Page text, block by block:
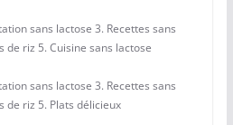
sans lactose 3. Recettes sans
de riz 5. Cuisine sans lactose
sans lactose 3. Recettes sans
de riz 5. Plats délicieux